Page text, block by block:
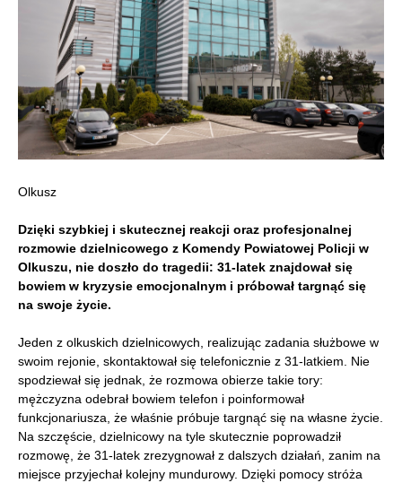
Olkusz
Dzięki szybkiej i skutecznej reakcji oraz profesjonalnej
rozmowie dzielnicowego z Komendy Powiatowej Policji w
Olkuszu, nie doszło do tragedii: 31-latek znajdował się
bowiem w kryzysie emocjonalnym i próbował targnąć się
na swoje życie.
Jeden z olkuskich dzielnicowych, realizując zadania służbowe w
swoim rejonie, skontaktował się telefonicznie z 31-latkiem. Nie
spodziewał się jednak, że rozmowa obierze takie tory:
mężczyzna odebrał bowiem telefon i poinformował
funkcjonariusza, że właśnie próbuje targnąć się na własne życie.
Na szczęście, dzielnicowy na tyle skutecznie poprowadził
rozmowę, że 31-latek zrezygnował z dalszych działań, zanim na
miejsce przyjechał kolejny mundurowy. Dzięki pomocy stróża